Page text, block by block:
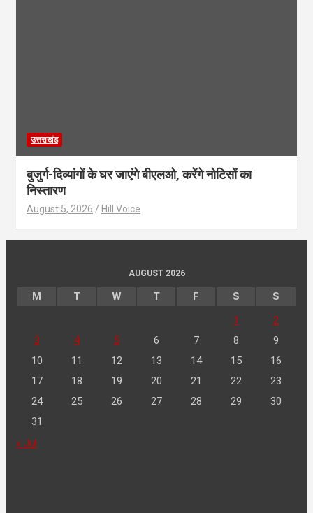
उत्तराखंड
बुजुर्ग-दिव्यांगों के घर जाएंगे बीएलओ, करेंगे नोटिसों का
निस्तारण
August 5, 2026 Hill Voice
AUGUST 2026
M T W T F S
S
1
2
3
4 5 6 7 8
9
10
11 12 13 14 15
16
17
18 19 20 21 22
23
24
25 26 27 28 29
30
31
« Jul